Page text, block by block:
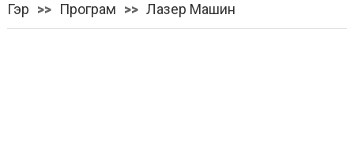
Гэр Програм Лазер Машин